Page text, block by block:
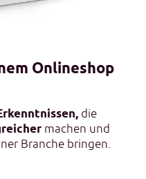
Onlineshop
die
machen und
Branche bringen.